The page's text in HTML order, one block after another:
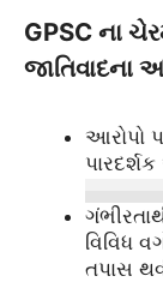
GPSC ના
જાતિવાદના
આરોપો
વિવિધ
તપાસ